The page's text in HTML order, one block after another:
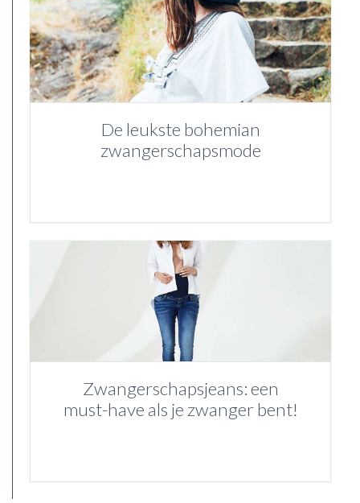
De leukste bohemian
zwangerschapsmode
Zwangerschapsjeans: een
must-have als je zwanger bent!